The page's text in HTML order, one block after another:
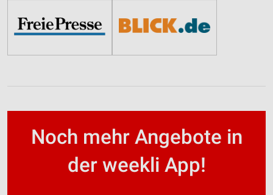
Noch mehr Angebote in
der weekli App!